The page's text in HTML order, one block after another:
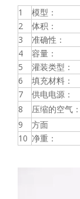
1 模型：
2
体积：
3
准确性：
4
容量：
5
灌装类型：
6
填充材料：
7
供电电源：
8
压缩的空气：
9
方面
10 净重：